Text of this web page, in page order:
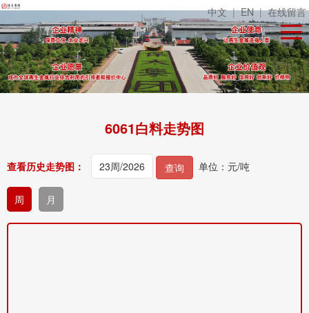
中文 | EN | 在线留言
6061白料走势图
查看历史走势图： 查询 单位：元/吨
周 月